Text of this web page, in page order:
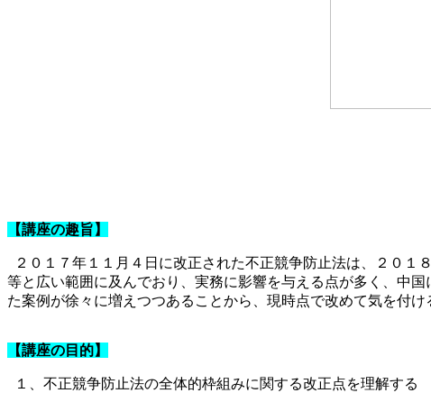
【講座の趣旨】
２０１７年１１月４日に改正された不正競争防止法は、２０
等と広い範囲に及んでおり、実務に影響を与える点が多く、中
た案例が徐々に増えつつあることから、現時点で改めて気を付
【講座の目的】
１、不正競争防止法の全体的枠組みに関する改正点を理解する